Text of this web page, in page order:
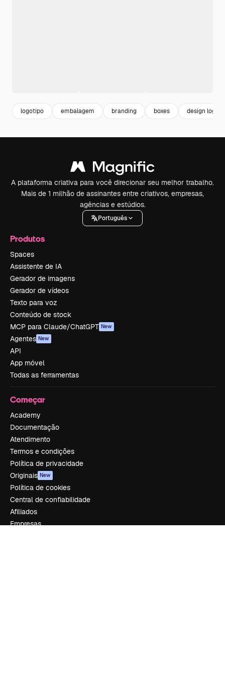
logotipo embalagem branding boxes design logo
A plataforma criativa para você direcionar seu melhor trabalho.
Mais de 1 milhão de assinantes entre criativos, empresas,
agências e estúdios.
Português
Produtos
Spaces
Assistente de IA
Gerador de imagens
Gerador de vídeos
Texto para voz
Conteúdo de stock
MCP para Claude/ChatGPT New
Agentes New
API
App móvel
Todas as ferramentas
Começar
Academy
Documentação
Atendimento
Termos e condições
Política de privacidade
Originais New
Política de cookies
Central de confiabilidade
Afiliados
Empresas